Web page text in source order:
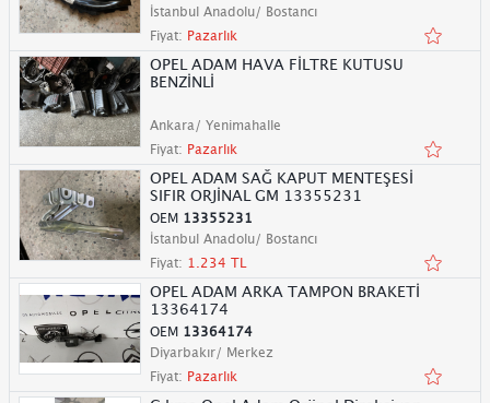
İstanbul Anadolu/ Bostancı
Fiyat: Pazarlık
OPEL ADAM HAVA FİLTRE KUTUSU
BENZİNLİ
Ankara/ Yenimahalle
Fiyat: Pazarlık
OPEL ADAM SAĞ KAPUT MENTEŞESİ
SIFIR ORJİNAL GM 13355231
OEM 13355231
İstanbul Anadolu/ Bostancı
Fiyat: 1.234 TL
OPEL ADAM ARKA TAMPON BRAKETİ
13364174
OEM 13364174
Diyarbakır/ Merkez
Fiyat: Pazarlık